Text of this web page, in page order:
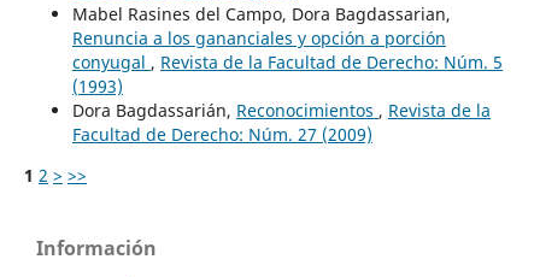
Mabel Rasines del Campo, Dora Bagdassarian,
Renuncia a los gananciales y opción a porción
conyugal , Revista de la Facultad de Derecho: Núm. 5
(1993)
Dora Bagdassarián, Reconocimientos , Revista de la
Facultad de Derecho: Núm. 27 (2009)
1 2 > >>
Información